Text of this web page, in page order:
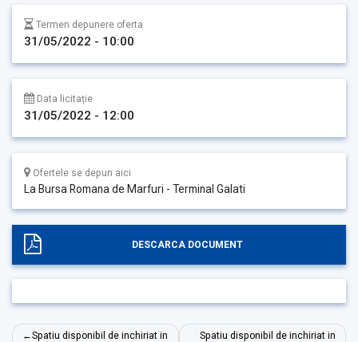
Termen depunere oferta
31/05/2022 - 10:00
Data licitație
31/05/2022 - 12:00
Ofertele se depun aici
La Bursa Romana de Marfuri - Terminal Galati
DESCARCA DOCUMENT
Navigare
Spatiu disponibil de inchiriat in
Spatiu disponibil de inchiriat in